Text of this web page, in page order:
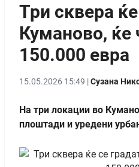
Три сквера
Куманово, ќе
150.000 евра
15.05.2026 15:49 |Сузана
На три локации во
плоштади и уредени